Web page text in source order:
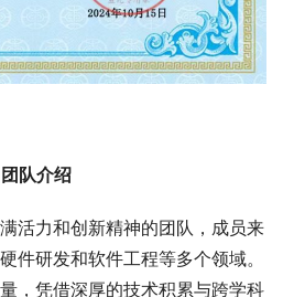
团队介绍
活力和创新精神的团队，成员来
件研发和软件工程等多个领域。
，凭借深厚的技术积累与跨学科